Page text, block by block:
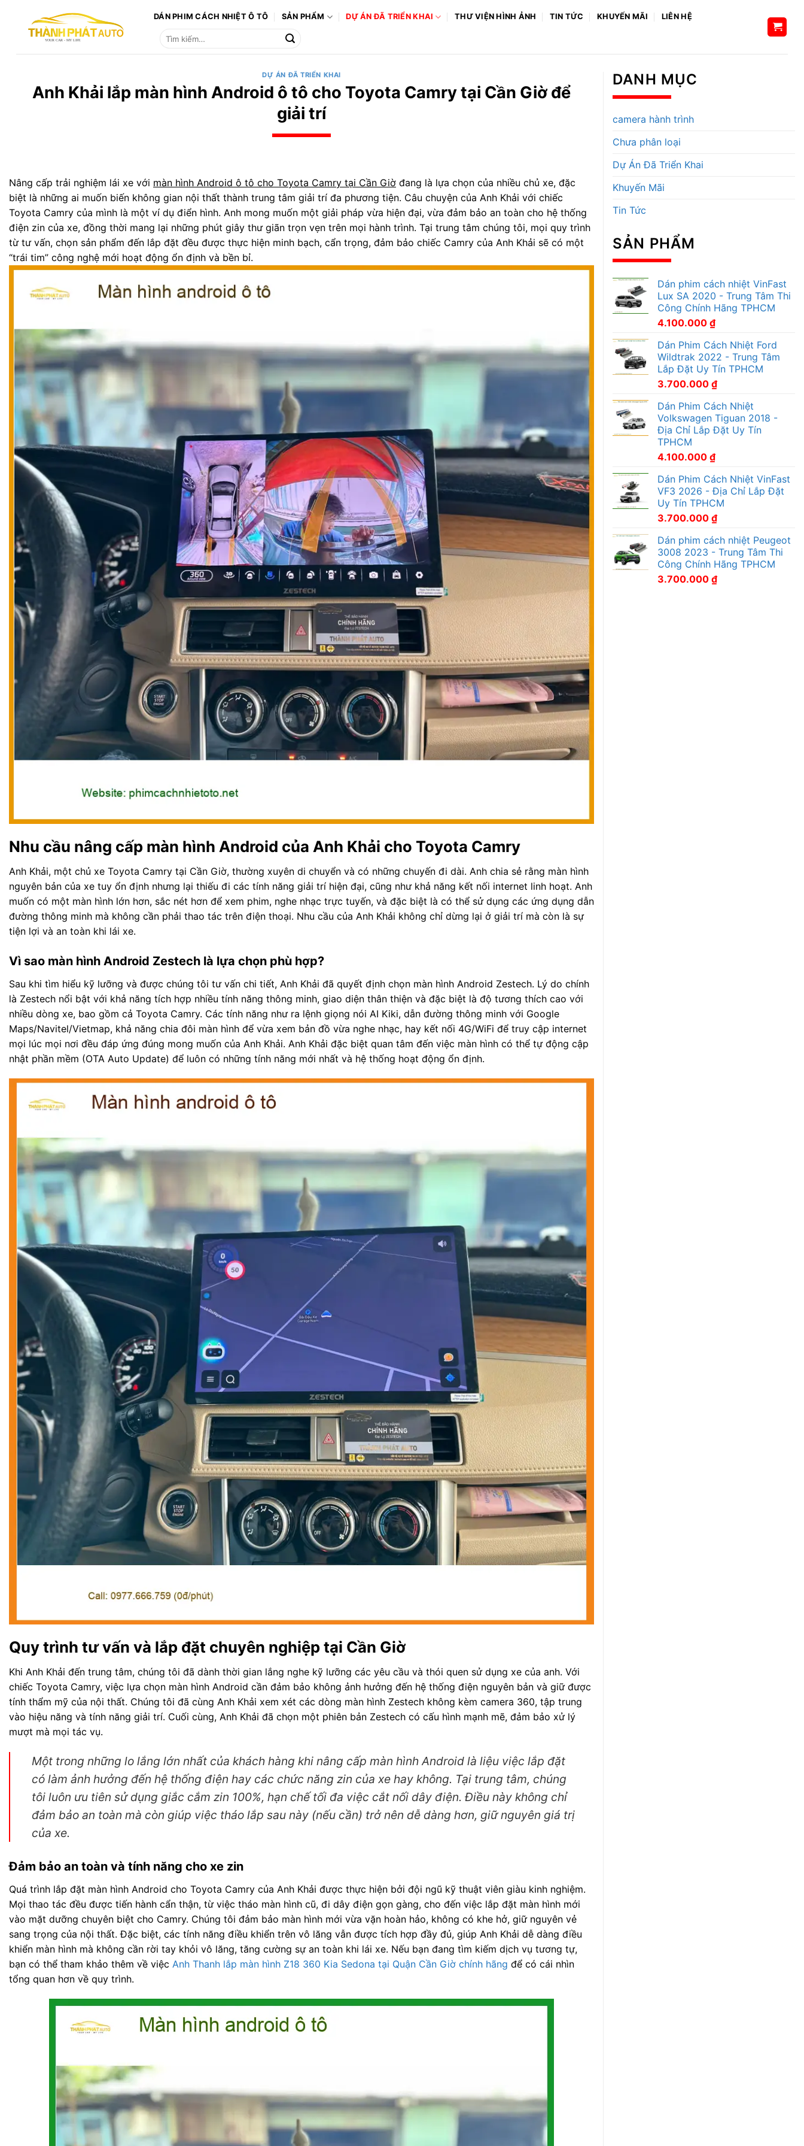
dung
DÁN PHIM CÁCH NHIỆT Ô TÔ SẢN PHẨM DỰ ÁN ĐÃ TRIỂN KHAI THƯ VIỆN HÌNH ẢNH TIN TỨC KHUYẾN MÃI
LIÊN HỆ
Tìm
DỰ ÁN ĐÃ TRIỂN KHAI
Anh Khải lắp màn hình Android ô tô cho Toyota Camry tại Cần Giờ để
giải trí
Nâng cấp trải nghiệm lái xe với màn hình Android ô tô cho Toyota Camry tại Cần Giờ đang là lựa chọn của nhiều chủ xe, đặc
biệt là những ai muốn biến không gian nội thất thành trung tâm giải trí đa phương tiện. Câu chuyện của Anh Khải với chiếc
Toyota Camry của mình là một ví dụ điển hình. Anh mong muốn một giải pháp vừa hiện đại, vừa đảm bảo an toàn cho hệ thống
điện zin của xe, đồng thời mang lại những phút giây thư giãn trọn vẹn trên mọi hành trình. Tại trung tâm chúng tôi, mọi quy trình
từ tư vấn, chọn sản phẩm đến lắp đặt đều được thực hiện minh bạch, cẩn trọng, đảm bảo chiếc Camry của Anh Khải sẽ có một
“trái tim” công nghệ mới hoạt động ổn định và bền bỉ.
Nhu cầu nâng cấp màn hình Android của Anh Khải cho Toyota Camry
Anh Khải, một chủ xe Toyota Camry tại Cần Giờ, thường xuyên di chuyển và có những chuyến đi dài. Anh chia sẻ rằng màn hình
nguyên bản của xe tuy ổn định nhưng lại thiếu đi các tính năng giải trí hiện đại, cũng như khả năng kết nối internet linh hoạt. Anh
muốn có một màn hình lớn hơn, sắc nét hơn để xem phim, nghe nhạc trực tuyến, và đặc biệt là có thể sử dụng các ứng dụng dẫn
đường thông minh mà không cần phải thao tác trên điện thoại. Nhu cầu của Anh Khải không chỉ dừng lại ở giải trí mà còn là sự
tiện lợi và an toàn khi lái xe.
Vì sao màn hình Android Zestech là lựa chọn phù hợp?
Sau khi tìm hiểu kỹ lưỡng và được chúng tôi tư vấn chi tiết, Anh Khải đã quyết định chọn màn hình Android Zestech. Lý do chính
là Zestech nổi bật với khả năng tích hợp nhiều tính năng thông minh, giao diện thân thiện và đặc biệt là độ tương thích cao với
nhiều dòng xe, bao gồm cả Toyota Camry. Các tính năng như ra lệnh giọng nói AI Kiki, dẫn đường thông minh với Google
Maps/Navitel/Vietmap, khả năng chia đôi màn hình để vừa xem bản đồ vừa nghe nhạc, hay kết nối 4G/WiFi để truy cập internet
mọi lúc mọi nơi đều đáp ứng đúng mong muốn của Anh Khải. Anh Khải đặc biệt quan tâm đến việc màn hình có thể tự động cập
nhật phần mềm (OTA Auto Update) để luôn có những tính năng mới nhất và hệ thống hoạt động ổn định.
Quy trình tư vấn và lắp đặt chuyên nghiệp tại Cần Giờ
Khi Anh Khải đến trung tâm, chúng tôi đã dành thời gian lắng nghe kỹ lưỡng các yêu cầu và thói quen sử dụng xe của anh. Với
chiếc Toyota Camry, việc lựa chọn màn hình Android cần đảm bảo không ảnh hưởng đến hệ thống điện nguyên bản và giữ được
tính thẩm mỹ của nội thất. Chúng tôi đã cùng Anh Khải xem xét các dòng màn hình Zestech không kèm camera 360, tập trung
vào hiệu năng và tính năng giải trí. Cuối cùng, Anh Khải đã chọn một phiên bản Zestech có cấu hình mạnh mẽ, đảm bảo xử lý
mượt mà mọi tác vụ.
Một trong những lo lắng lớn nhất của khách hàng khi nâng cấp màn hình Android là liệu việc lắp đặt
có làm ảnh hưởng đến hệ thống điện hay các chức năng zin của xe hay không. Tại trung tâm, chúng
tôi luôn ưu tiên sử dụng giắc cắm zin 100%, hạn chế tối đa việc cắt nối dây điện. Điều này không chỉ
đảm bảo an toàn mà còn giúp việc tháo lắp sau này (nếu cần) trở nên dễ dàng hơn, giữ nguyên giá trị
của xe.
Đảm bảo an toàn và tính năng cho xe zin
Quá trình lắp đặt màn hình Android cho Toyota Camry của Anh Khải được thực hiện bởi đội ngũ kỹ thuật viên giàu kinh nghiệm.
Mọi thao tác đều được tiến hành cẩn thận, từ việc tháo màn hình cũ, đi dây điện gọn gàng, cho đến việc lắp đặt màn hình mới
vào mặt dưỡng chuyên biệt cho Camry. Chúng tôi đảm bảo màn hình mới vừa vặn hoàn hảo, không có khe hở, giữ nguyên vẻ
sang trọng của nội thất. Đặc biệt, các tính năng điều khiển trên vô lăng vẫn được tích hợp đầy đủ, giúp Anh Khải dễ dàng điều
khiển màn hình mà không cần rời tay khỏi vô lăng, tăng cường sự an toàn khi lái xe. Nếu bạn đang tìm kiếm dịch vụ tương tự,
bạn có thể tham khảo thêm về việc Anh Thanh lắp màn hình Z18 360 Kia Sedona tại Quận Cần Giờ chính hãng để có cái nhìn
tổng quan hơn về quy trình.
DANH MỤC
camera hành trình
Chưa phân loại
Dự Án Đã Triển Khai
Khuyến Mãi
Tin Tức
SẢN PHẨM
Dán phim cách nhiệt VinFast
Lux SA 2020 - Trung Tâm Thi
Công Chính Hãng TPHCM
4.100.000 ₫
Dán Phim Cách Nhiệt Ford
Wildtrak 2022 - Trung Tâm
Lắp Đặt Uy Tín TPHCM
3.700.000 ₫
Dán Phim Cách Nhiệt
Volkswagen Tiguan 2018 -
Địa Chỉ Lắp Đặt Uy Tín
TPHCM
4.100.000 ₫
Dán Phim Cách Nhiệt VinFast
VF3 2026 - Địa Chỉ Lắp Đặt
Uy Tín TPHCM
3.700.000 ₫
Dán phim cách nhiệt Peugeot
3008 2023 - Trung Tâm Thi
Công Chính Hãng TPHCM
3.700.000 ₫